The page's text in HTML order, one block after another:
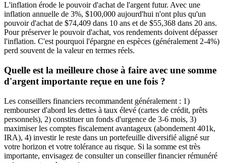
L'inflation érode le pouvoir d'achat de l'argent futur. Avec une
inflation annuelle de 3%, $100,000 aujourd'hui n'ont plus qu'un
pouvoir d'achat de $74,409 dans 10 ans et de $55,368 dans 20 ans.
Pour préserver le pouvoir d'achat, vos rendements doivent dépasser
l'inflation. C'est pourquoi l'épargne en espèces (généralement 2-4%)
perd souvent de la valeur en termes réels.
Quelle est la meilleure chose à faire avec une somme
d'argent importante reçue en une fois ?
Les conseillers financiers recommandent généralement : 1)
rembourser d'abord les dettes à taux élevé (cartes de crédit, prêts
personnels), 2) constituer un fonds d'urgence de 3-6 mois, 3)
maximiser les comptes fiscalement avantageux (abondement 401k,
IRA), 4) investir le reste dans un portefeuille diversifié aligné sur
votre horizon et votre tolérance au risque. Si la somme est très
importante, envisagez de consulter un conseiller financier rémunéré